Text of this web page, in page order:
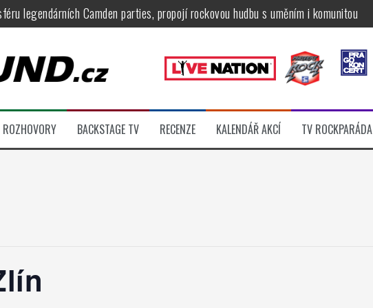
legendárních Camden parties, propojí rockovou hudbu s uměním i komunitou
zámeckou zahradu ovládli Dymytry, Krucipüsk, Tublatanka i Visací zámek
a Moonlight Haze probudili i poslední spáče, Freedom Call rozdávali radost
večer plný čistokrevného heavy metalu
ROZHOVORY BACKSTAGE TV RECENZE KALENDÁŘ AKCÍ TV ROCKPARÁDA